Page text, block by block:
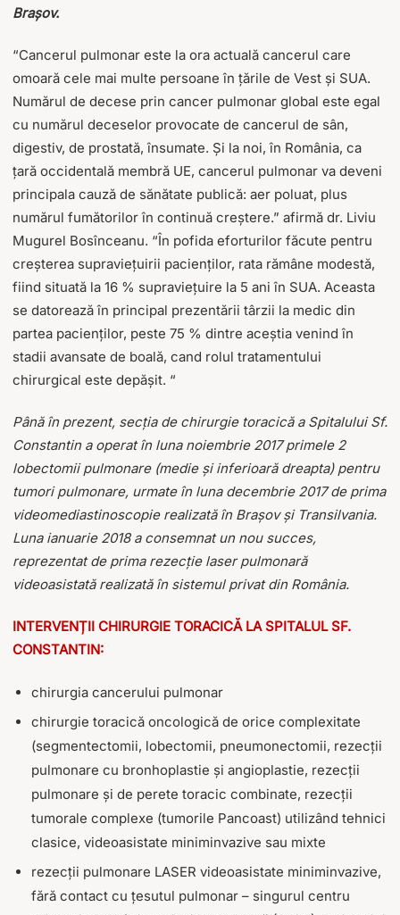
Brașov.
“Cancerul pulmonar este la ora actuală cancerul care
omoară cele mai multe persoane în țările de Vest și SUA.
Numărul de decese prin cancer pulmonar global este egal
cu numărul deceselor provocate de cancerul de sân,
digestiv, de prostată, însumate. Și la noi, în România, ca
țară occidentală membră UE, cancerul pulmonar va deveni
principala cauză de sănătate publică: aer poluat, plus
numărul fumătorilor în continuă creștere.” afirmă dr. Liviu
Mugurel Bosînceanu. “În pofida eforturilor făcute pentru
creșterea supraviețuirii pacienților, rata rămâne modestă,
fiind situată la 16 % supraviețuire la 5 ani în SUA. Aceasta
se datorează în principal prezentării târzii la medic din
partea pacienților, peste 75 % dintre aceștia venind în
stadii avansate de boală, cand rolul tratamentului
chirurgical este depășit. “
Până în prezent, secția de chirurgie toracică a Spitalului Sf.
Constantin a operat în luna noiembrie 2017 primele 2
lobectomii pulmonare (medie și inferioară dreapta) pentru
tumori pulmonare, urmate în luna decembrie 2017 de prima
videomediastinoscopie realizată în Brașov și Transilvania.
Luna ianuarie 2018 a consemnat un nou succes,
reprezentat de prima rezecție laser pulmonară
videoasistată realizată în sistemul privat din România.
INTERVENȚII CHIRURGIE TORACICĂ LA SPITALUL SF.
CONSTANTIN:
chirurgia cancerului pulmonar
chirurgie toracică oncologică de orice complexitate
(segmentectomii, lobectomii, pneumonectomii, rezecții
pulmonare cu bronhoplastie și angioplastie, rezecții
pulmonare și de perete toracic combinate, rezecții
tumorale complexe (tumorile Pancoast) utilizând tehnici
clasice, videoasistate miniminvazive sau mixte
rezecții pulmonare LASER videoasistate miniminvazive,
fără contact cu țesutul pulmonar – singurul centru